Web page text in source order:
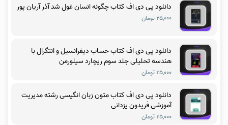
دانلود پی دی اف کتاب چگونه انسان غول شد آذر آریان پور
۲۵,۰۰۰ تومان
دانلود پی دی اف کتاب حساب دیفرانسیل و انتگرال با
هندسه تحلیلی جلد سوم ریچارد سیلورمن
۲۵,۰۰۰ تومان
دانلود پی دی اف کتاب متون زبان انگیسی رشته مدیریت
آموزشی فریدون یزدانی
۲۵,۰۰۰ تومان